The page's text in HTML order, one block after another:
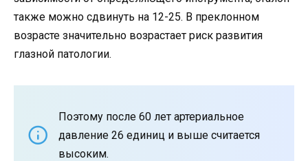
также можно сдвинуть на 12-25. В преклонном
возрасте значительно возрастает риск развития
глазной патологии.
Поэтому после 60 лет артериальное
давление 26 единиц и выше считается
высоким.